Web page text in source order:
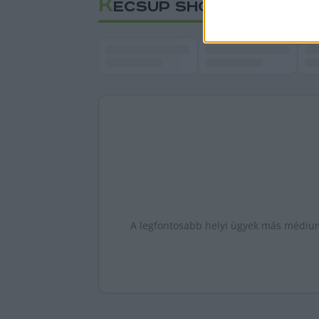
KECSUP SHORTS
A legfontosabb helyi ügyek más